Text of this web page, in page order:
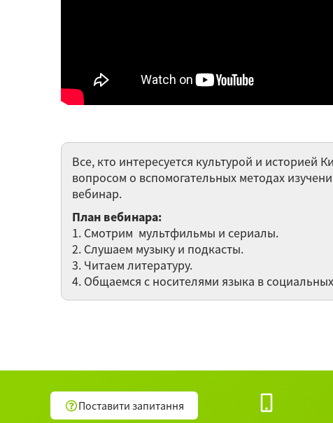
Все, кто интересуется культурой и историей
вопросом о вспомогательных методах
вебинар.
План вебинара:
1. Смотрим мультфильмы и сериалы.
2. Слушаем музыку и подкасты.
3. Читаем литературу.
4. Общаемся с носителями языка в
Поставити запитання